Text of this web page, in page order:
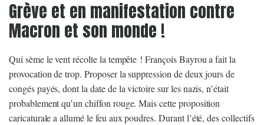
Grève et en manifestation contre
Macron et son monde !
Qui sème le vent récolte la tempête ! François Bayrou a fait la
provocation de trop. Proposer la suppression de deux jours de
congés payés, dont la date de la victoire sur les nazis, n’était
probablement qu’un chiffon rouge. Mais cette proposition
caricaturale a allumé le feu aux poudres. Durant l’été, des collectifs